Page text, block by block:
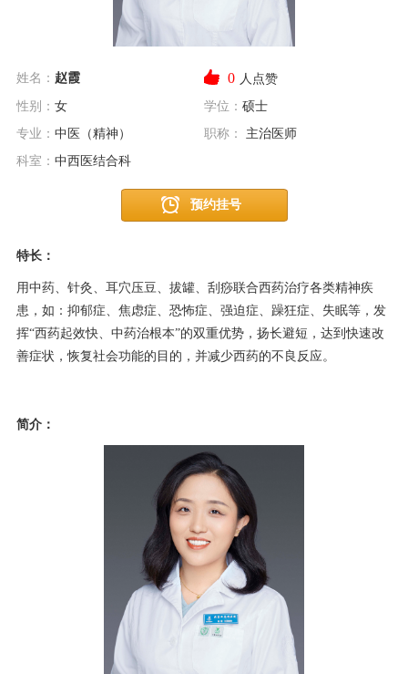
姓名： 赵霞 0 人点赞
性别： 女 学位： 硕士
专业： 中医（精神） 职称：
主治医师
科室： 中西医结合科
预约挂号
特长：
用中药、针灸、耳穴压豆、拔罐、刮痧联合西药治疗各类精神疾
患，如：抑郁症、焦虑症、恐怖症、强迫症、躁狂症、失眠等，发
挥“西药起效快、中药治根本”的双重优势，扬长避短，达到快速改
善症状，恢复社会功能的目的，并减少西药的不良反应。
简介：